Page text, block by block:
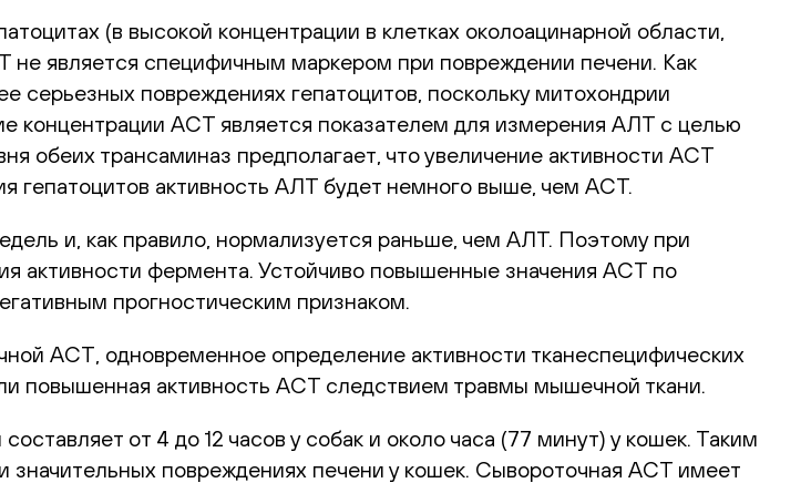
(в высокой концентрации в клетках околоацинарной области,
является специфичным маркером при повреждении печени. Как
серьезных повреждениях гепатоцитов, поскольку митохондрии
концентрации АСТ является показателем для измерения АЛТ с целью
обеих трансаминаз предполагает, что увеличение активности АСТ
гепатоцитов активность АЛТ будет немного выше, чем АСТ.
и, как правило, нормализуется раньше, чем АЛТ. Поэтому при
активности фермента. Устойчиво повышенные значения АСТ по
прогностическим признаком.
АСТ, одновременное определение активности тканеспецифических
повышенная активность АСТ следствием травмы мышечной ткани.
от 4 до 12 часов у собак и около часа (77 минут) у кошек. Таким
повреждениях печени у кошек. Сывороточная АСТ имеет